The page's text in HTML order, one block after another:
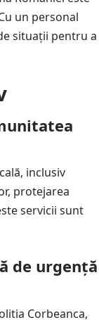
un personal
situații pentru a
inclusiv
protejarea
servicii sunt
de urgență
Corbeanca,